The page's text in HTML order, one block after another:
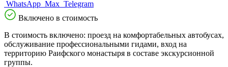
WhatsApp Max Telegram
Включено в стоимость
В стоимость включено: проезд на комфортабельных автобусах,
обслуживание профессиональными гидами, вход на
территорию Раифского монастыря в составе экскурсионной
группы.